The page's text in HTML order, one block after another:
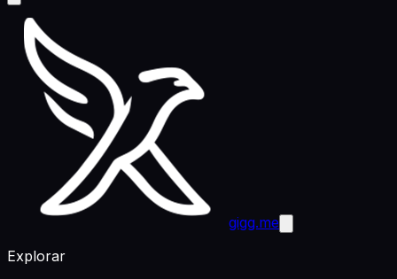
gigg.me
Explorar